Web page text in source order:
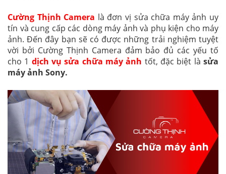
Cường Thịnh Camera là đơn vị sửa chữa máy ảnh uy
tín và cung cấp các dòng máy ảnh và phụ kiện cho máy
ảnh. Đến đây bạn sẽ có được những trải nghiệm tuyệt
vời bởi Cường Thịnh Camera đảm bảo đủ các yếu tố
cho 1 dịch vụ sửa chữa máy ảnh tốt, đặc biệt làsửa
máy ảnh Sony.